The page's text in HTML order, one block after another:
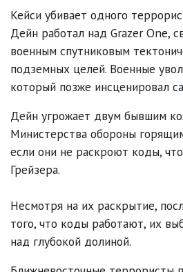
Кейси убивает одного
Дейн работал над Grazer One,
военным спутниковым
подземных целей. Военные
который позже инсценировал
Дейн угрожает двум бывшим
Министерства обороны
если они не раскроют коды,
Грейзера.
Несмотря на их раскрытие,
того, что коды работают, их
над глубокой долиной.